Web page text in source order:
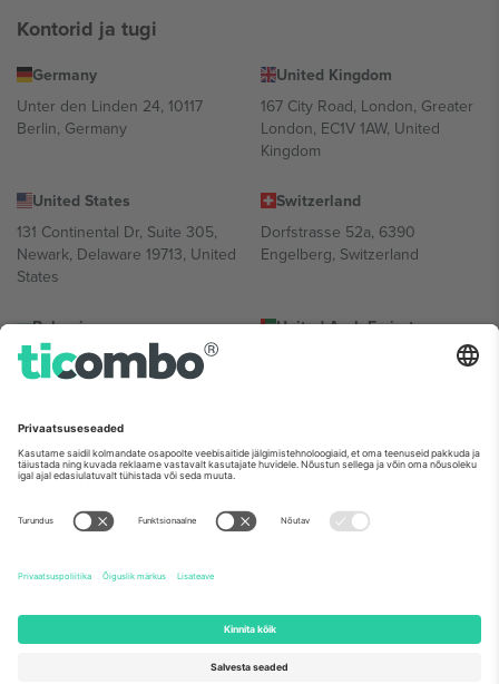
Kontorid ja tugi
Germany
Unter den Linden 24, 10117
Berlin, Germany
United Kingdom
167 City Road, London, Greater
London, EC1V 1AW, United
Kingdom
United States
131 Continental Dr, Suite 305,
Newark, Delaware 19713, United
States
Switzerland
Dorfstrasse 52a, 6390
Engelberg, Switzerland
Bulgaria
Regus Sofia City West, bul
Totleben 53-55, 1606 Sofia,
United Arab Emirates
UAE Dubai Silicon Oasis, DDP
Mexico
Av Chapultepec 360, Roma
Norte, Cuauhtémoc, 06700
Ciudad de México, CDMX,
sündmusest ja/või domeenist. Detailide jaoks vaata konkreetse
sündmuse lehte, impressumit ja tingimusi.,
2026 Ticombo. Kõik õigused kaitstud.